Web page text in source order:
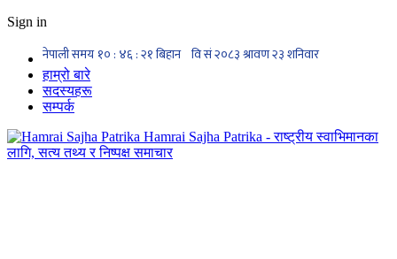
Sign in
हाम्रो बारे
सदस्यहरू
सम्पर्क
Hamrai Sajha Patrika - राष्ट्रीय स्वाभिमानका
लागि, सत्य तथ्य र निष्पक्ष समाचार